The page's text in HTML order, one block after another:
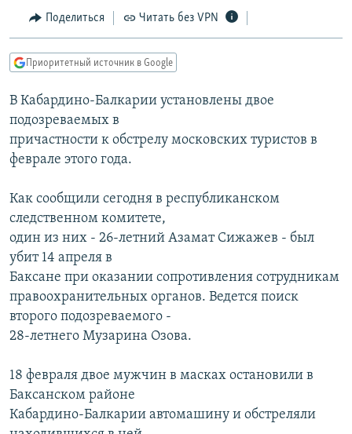
Вернутся
поиску
КУЛЬТУРА
КАВКАЗ.РЕАЛИИ
СЕВЕР.РЕАЛИИ
СИБИРЬ.РЕАЛИИ
РАСПИСАНИЕ ВЕЩАНИЯ
ПОДПИШИТЕСЬ НА РАССЫЛКУ
СОЦИАЛЬНЫЕ СЕТИ
Все сайты РСЕ/РС
Поделиться Читать без VPN
Приоритетный источник в Google
В Кабардино-Балкарии установлены двое
подозреваемых в
причастности к обстрелу московских туристов в
феврале этого года.
Как сообщили сегодня в республиканском
следственном комитете,
один из них - 26-летний Азамат Сижажев - был
убит 14 апреля в
Баксане при оказании сопротивления сотрудникам
правоохранительных органов. Ведется поиск
второго подозреваемого -
28-летнего Музарина Озова.
18 февраля двое мужчин в масках остановили в
Баксанском районе
Кабардино-Балкарии автомашину и обстреляли